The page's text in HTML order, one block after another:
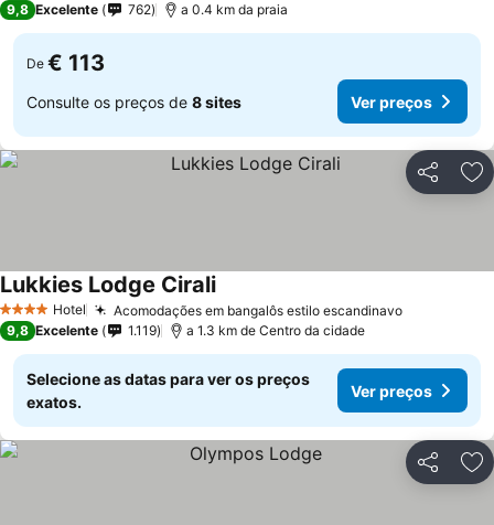
9,8 Excelente 762 a 0.4 km da praia
De € 113
Consulte os preços de 8 sites Ver preços
Partilhar
4 EstrelasHotel Acomodações em bangalôs estilo escandinavo
Lukkies Lodge Cirali
9,8 Excelente 1.119 a 1.3 km de Centro da cidade
Selecione as datas para ver os preços
exatos.
Ver preços
Partilhar